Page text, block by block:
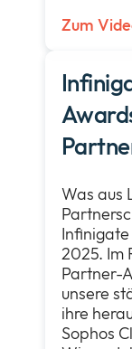
Zum
Was aus
Infinigate
2025. Im
Partner-
unsere
ihre
Sophos